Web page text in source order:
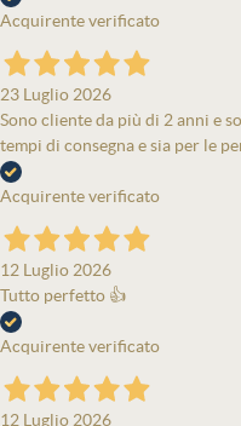
Acquirente verificato
23 Luglio 2026
Sono cliente da più di 2 anni e
tempi di consegna e sia per le
Acquirente verificato
12 Luglio 2026
Tutto perfetto 👍
Acquirente verificato
12 Luglio 2026